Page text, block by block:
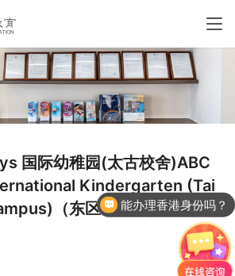
国际幼稚园(太古校舍)ABC
Kindergarten (Tai
（东区幼稚园）
能办理香港身份吗？
香港国际学校申请